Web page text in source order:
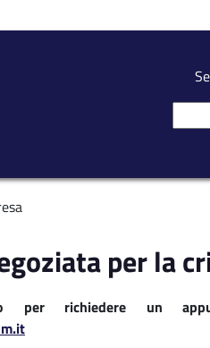
per la
per richiedere un